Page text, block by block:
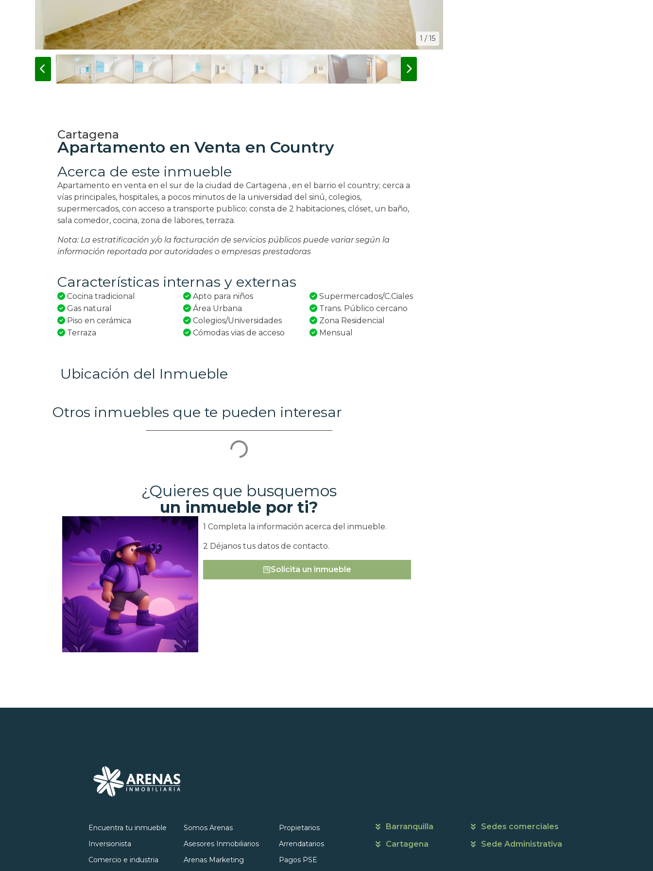
1 / 15
Cartagena
Apartamento en Venta en Country
Acerca de este inmueble
Apartamento en venta en el sur de la ciudad de Cartagena , en el barrio el country; cerca a
vías principales, hospitales, a pocos minutos de la universidad del sinú, colegios,
supermercados, con acceso a transporte publico; consta de 2 habitaciones, clóset, un baño,
sala comedor, cocina, zona de labores, terraza.
Nota: La estratificación y/o la facturación de servicios públicos puede variar según la
información reportada por autoridades o empresas prestadoras
Características internas y externas
Cocina tradicional
Gas natural
Piso en cerámica
Terraza
Apto para niños
Área Urbana
Colegios/Universidades
Cómodas vias de acceso
Supermercados/C.Ciales
Trans. Público cercano
Zona Residencial
Mensual
Ubicación del Inmueble
Otros inmuebles que te pueden interesar
¿Quieres que busquemos
un inmueble por ti?
1 Completa la información acerca del inmueble.
2 Déjanos tus datos de contacto.
Solicita un inmueble
Encuentra tu inmueble
Inversionista
Comercio e industria
Somos Arenas
Asesores Inmobiliarios
Arenas Marketing
Propietarios
Arrendatarios
Pagos PSE
Barranquilla
Cartagena
Sedes comerciales
Sede Administrativa